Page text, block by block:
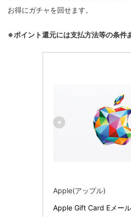
お得にガチャを回せます。
※ポイント還元には支払方法等の条件
Apple(アップル)
Apple Gift Card Eメー